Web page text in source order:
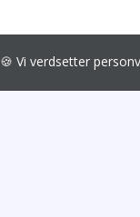
🍪 Vi verdsetter